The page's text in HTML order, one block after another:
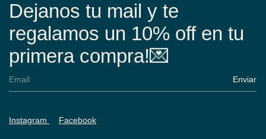
Dejanos tu mail y te
regalamos un 10% off en tu
primera compra!💌
Instagram Facebook